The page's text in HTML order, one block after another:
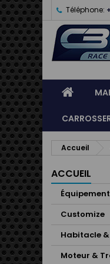
Téléphone:
Accueil
ACCUEIL
Customize
Habitacle
Moteur &